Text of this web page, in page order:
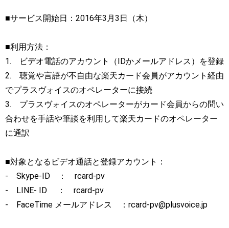
■サービス開始日：2016年3月3日（木）
■利用方法：
1. ビデオ電話のアカウント（IDかメールアドレス）を登録
2. 聴覚や言語が不自由な楽天カード会員がアカウント経由
でプラスヴォイスのオペレーターに接続
3. プラスヴォイスのオペレーターがカード会員からの問い
合わせを手話や筆談を利用して楽天カードのオペレーター
に通訳
■対象となるビデオ通話と登録アカウント：
- Skype-ID ： rcard-pv
- LINE- ID ： rcard-pv
- FaceTime メールアドレス ：rcard-pv@plusvoice.jp